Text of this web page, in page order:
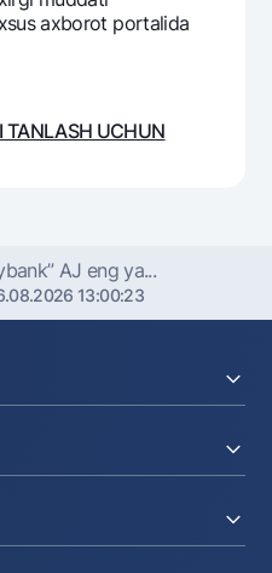
axborot portalida
TANLASH UCHUN
AJ eng ya...
13:00:23